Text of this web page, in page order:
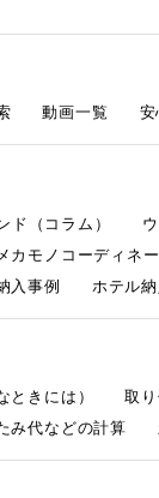
動画一覧 安
ド（コラム）
カモノコーディネー
入事例 ホテル
ときには） 取
み代などの計算